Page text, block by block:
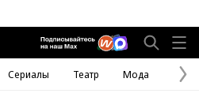
Сериалы Театр Мода